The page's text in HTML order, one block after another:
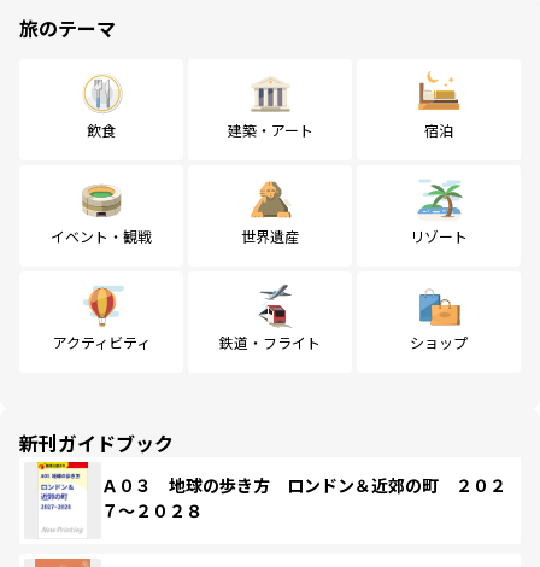
旅のテーマ
飲食 建築・アート 宿泊
イベント・観戦 世界遺産 リゾート
アクティビティ 鉄道・フライト ショップ
新刊ガイドブック
Ａ０３ 地球の歩き方 ロンドン＆近郊の町 ２０２
７～２０２８